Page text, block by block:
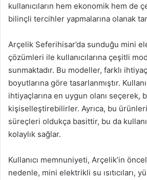
kullanıcıların hem ekonomik hem de
bilinçli tercihler yapmalarına olanak
Arçelik Seferihisar’da sunduğu mini
çözümleri ile kullanıcılarına çeşitli
sunmaktadır. Bu modeller, farklı
boyutlarına göre tasarlanmıştır.
ihtiyaçlarına en uygun olanı seçerek,
kişiselleştirebilirler. Ayrıca, bu
süreçleri oldukça basittir, bu da
kolaylık sağlar.
Kullanıcı memnuniyeti, Arçelik’in
nedenle, mini elektrikli su ısıtıcıları,